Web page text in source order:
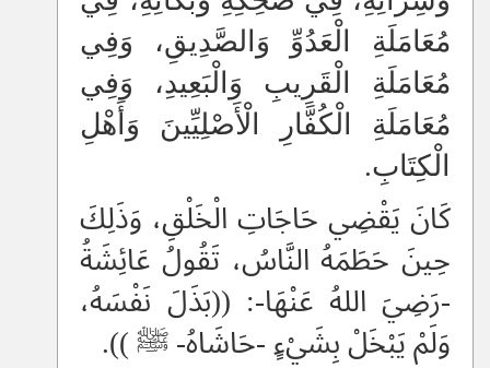
مُعَامَلَةِ الْعَدُوِّ وَالصَّدِيقِ، وَفِي
مُعَامَلَةِ الْقَرِيبِ وَالْبَعِيدِ، وَفِي
مُعَامَلَةِ الْكُفَّارِ الْأَصْلِيِّينَ وَأَهْلِ
الْكِتَابِ.
كَانَ يَقْضِي حَاجَاتِ الْخَلْقِ، وَذَلِكَ
حِينَ حَطَمَهُ النَّاسُ، تَقُولُ عَائِشَةُ
-رَضِيَ اللهُ عَنْهَا-: ((بَذَلَ نَفْسَهُ،
وَلَمْ يَبْخَلْ بِشَيْءٍ -حَاشَاهُ- ﷺ )).